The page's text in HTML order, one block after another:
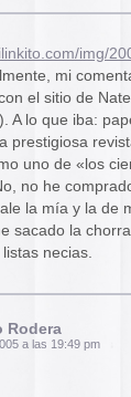
img/
mi
el sitio de
A lo que iba:
prestigiosa
uno de «los
no he
la mía y la de
sacado la
necias.
Rodera
a las 19:49 pm